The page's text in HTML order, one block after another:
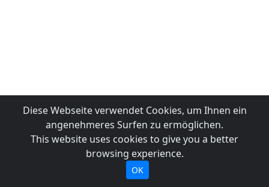
Diese Webseite verwendet Cookies, um Ihnen ein
angenehmeres Surfen zu ermöglichen.
This website uses cookies to give you a better
browsing experience.
OK